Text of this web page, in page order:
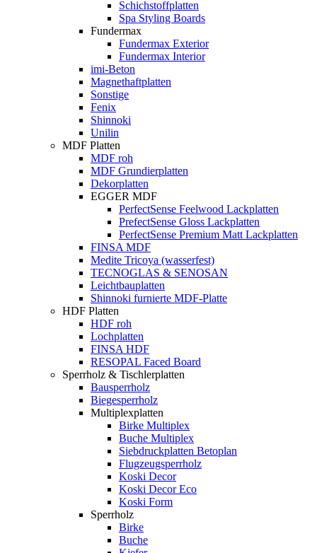
Schichstoffplatten
Spa Styling Boards
Fundermax
Fundermax Exterior
Fundermax Interior
imi-Beton
Magnethaftplatten
Sonstige
Fenix
Shinnoki
Unilin
MDF Platten
MDF roh
MDF Grundierplatten
Dekorplatten
EGGER MDF
PerfectSense Feelwood Lackplatten
PrefectSense Gloss Lackplatten
PerfectSense Premium Matt Lackplatten
FINSA MDF
Medite Tricoya (wasserfest)
TECNOGLAS & SENOSAN
Leichtbauplatten
Shinnoki furnierte MDF-Platte
HDF Platten
HDF roh
Lochplatten
FINSA HDF
RESOPAL Faced Board
Sperrholz & Tischlerplatten
Bausperrholz
Biegesperrholz
Multiplexplatten
Birke Multiplex
Buche Multiplex
Siebdruckplatten Betoplan
Flugzeugsperrholz
Koski Decor
Koski Decor Eco
Koski Form
Sperrholz
Birke
Buche